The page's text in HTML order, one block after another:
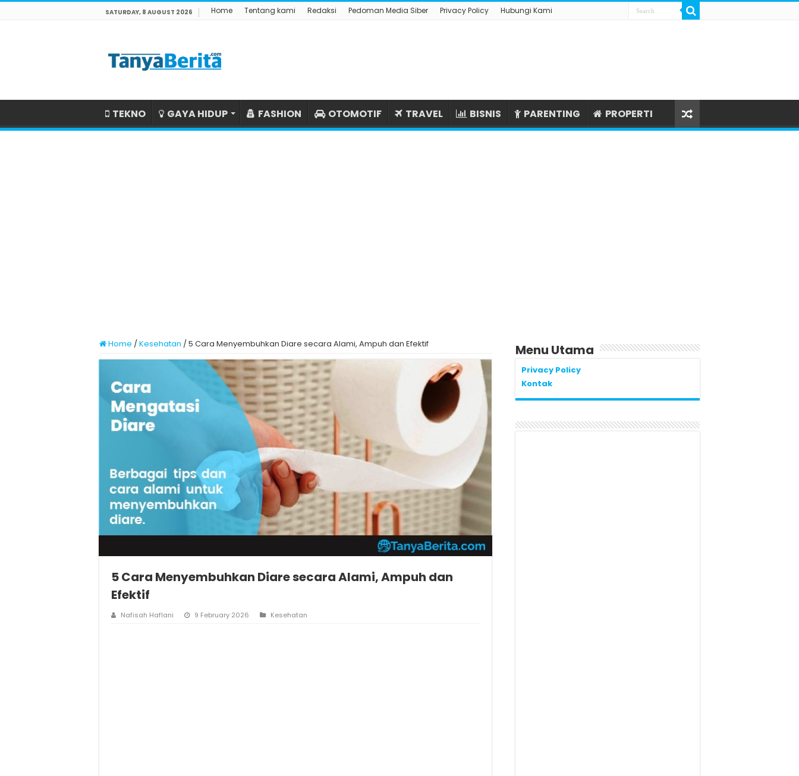
SATURDAY, 8 AUGUST 2026 Home Tentang kami Redaksi Pedoman Media Siber Privacy Policy Hubungi Kami
TEKNO GAYA HIDUP FASHION OTOMOTIF TRAVEL BISNIS PARENTING PROPERTI
Home /Kesehatan /5 Cara Menyembuhkan Diare secara Alami, Ampuh dan Efektif
5 Cara Menyembuhkan Diare secara Alami, Ampuh dan
Efektif
Nafisah Haflani 9 February 2026 Kesehatan
Menu Utama
Privacy Policy
Kontak